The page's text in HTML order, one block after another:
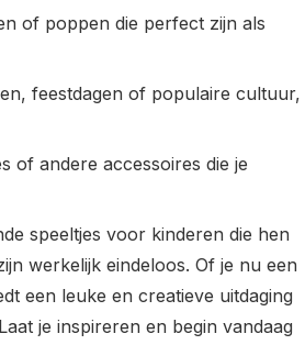
of poppen die perfect zijn als
feestdagen of populaire cultuur,
of andere accessoires die je
speeltjes voor kinderen die hen
werkelijk eindeloos. Of je nu een
een leuke en creatieve uitdaging
je inspireren en begin vandaag